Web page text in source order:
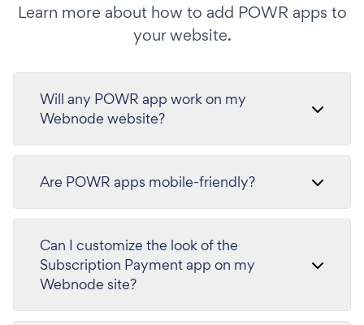
Learn more about how to add POWR apps to
your website.
Will any POWR app work on my
Webnode website?
Are POWR apps mobile-friendly?
Can I customize the look of the
Subscription Payment app on my
Webnode site?